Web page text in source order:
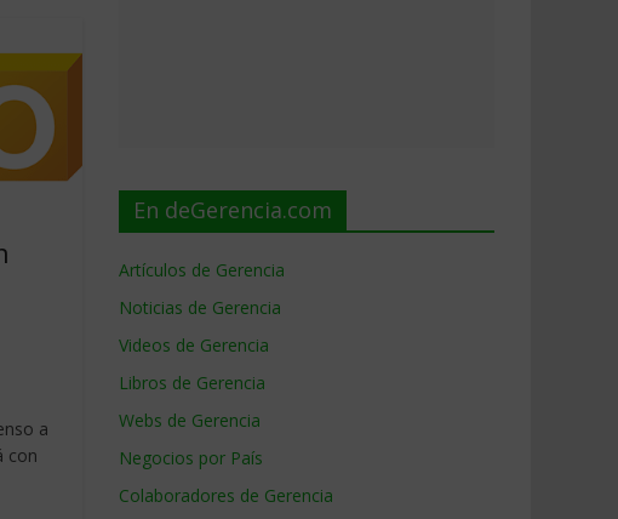
a
con
En deGerencia.com
Artículos de Gerencia
Noticias de Gerencia
Videos de Gerencia
Libros de Gerencia
Webs de Gerencia
Negocios por País
Colaboradores de Gerencia